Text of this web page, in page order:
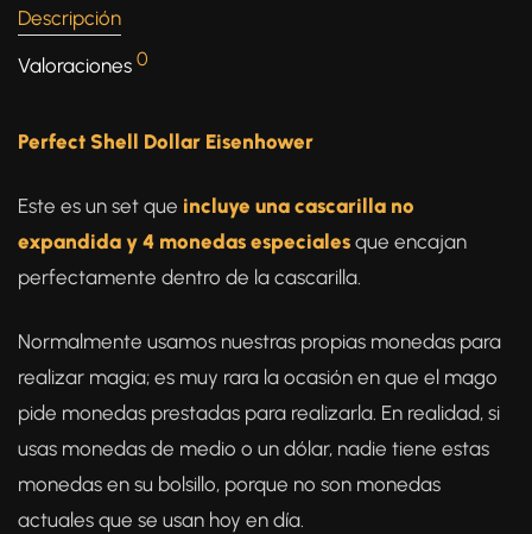
Descripción
Valoraciones 0
Perfect Shell Dollar Eisenhower
Este es un set que incluye una cascarilla no
expandida y 4 monedas especiales que encajan
perfectamente dentro de la cascarilla.
Normalmente usamos nuestras propias monedas para
realizar magia; es muy rara la ocasión en que el mago
pide monedas prestadas para realizarla. En realidad, si
usas monedas de medio o un dólar, nadie tiene estas
monedas en su bolsillo, porque no son monedas
actuales que se usan hoy en día.